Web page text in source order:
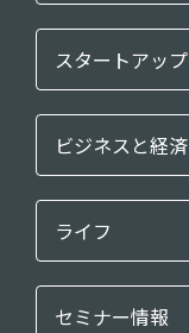
スタートアップ
ビジネスと経済
ライフ
セミナー情報